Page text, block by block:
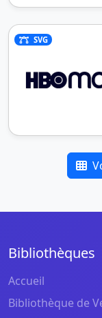
SVG
Bibliothèques
Accueil
Bibliothèque de